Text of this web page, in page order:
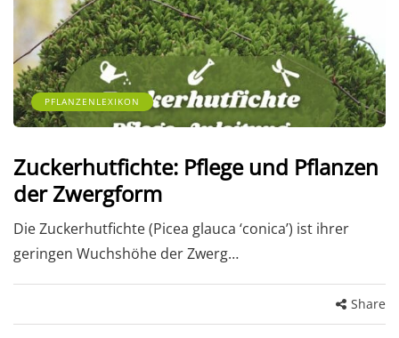
PFLANZENLEXIKON
Zuckerhutfichte: Pflege und Pflanzen
der Zwergform
Die Zuckerhutfichte (Picea glauca ‘conica’) ist ihrer
geringen Wuchshöhe der Zwerg…
Share